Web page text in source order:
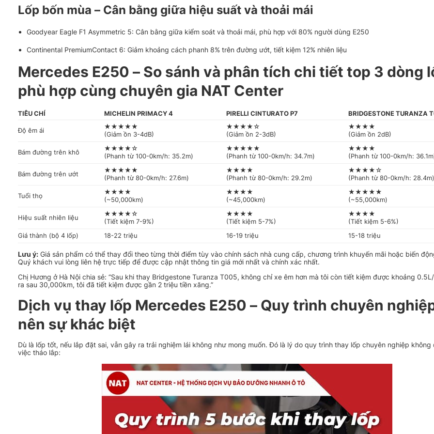
Lốp bốn mùa – Cân bằng giữa hiệu suất và thoải mái
Goodyear Eagle F1 Asymmetric 5: Cân bằng giữa kiểm soát và thoải mái, phù hợp với 80% người dùng E250
Continental PremiumContact 6: Giảm khoảng cách phanh 8% trên đường ướt, tiết kiệm 12% nhiên liệu
Mercedes E250 – So sánh và phân tích chi tiết top 3 dòng
phù hợp cùng chuyên gia NAT Center
TIÊU CHÍ MICHELIN PRIMACY 4 PIRELLI CINTURATO P7 BRIDGESTONE TURANZA
Độ êm ái
★★★★★
(Giảm ồn 3-4dB)
★★★★☆
(Giảm ồn 2-3dB)
★★★★
(Giảm ồn 2dB)
Bám đường trên khô
★★★★☆
(Phanh từ 100-0km/h: 35.2m)
★★★★★
(Phanh từ 100-0km/h: 34.7m)
★★★★
(Phanh từ 100-0km/h:
Bám đường trên ướt
★★★★★
(Phanh từ 80-0km/h: 27.6m)
★★★★
(Phanh từ 80-0km/h: 29.2m)
★★★★☆
(Phanh từ 80-0km/h: 28.4m)
Tuổi thọ
★★★★
(~50,000km)
★★★★
(~45,000km)
★★★★★
(~55,000km)
Hiệu suất nhiên liệu
★★★★☆
(Tiết kiệm 7-9%)
★★★★
(Tiết kiệm 5-7%)
★★★★
(Tiết kiệm 5-6%)
Giá thành (bộ 4 lốp)
18-22 triệu 16-19 triệu 15-18 triệu
Lưu ý: Giá sản phẩm có thể thay đổi theo từng thời điểm tùy vào chính sách nhà cung cấp, chương trình khuyến mãi hoặc biến
Quý khách vui lòng liên hệ trực tiếp để được cập nhật thông tin giá mới nhất và chính xác nhất.
Chị Hương ở Hà Nội chia sẻ: “Sau khi thay Bridgestone Turanza T005, không chỉ xe êm hơn mà tôi còn tiết kiệm được khoảng
ra sau 30,000km, tôi đã tiết kiệm được gần 2 triệu tiền xăng.”
Dịch vụ thay lốp Mercedes E250 – Quy trình chuyên
nên sự khác biệt
Dù là lốp tốt, nếu lắp đặt sai, vẫn gây ra trải nghiệm lái không như mong muốn. Đó là lý do quy trình thay lốp chuyên nghiệp không
việc tháo lắp: